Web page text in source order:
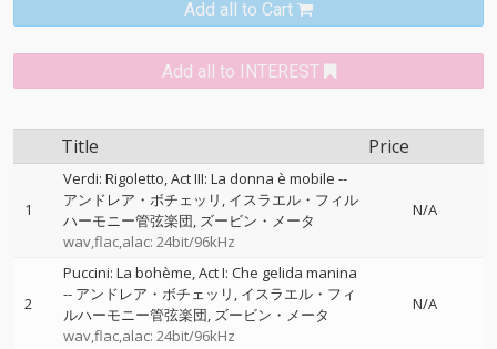
Add all to Cart
Add all to INTEREST
Title Price
1
Verdi: Rigoletto, Act III: La donna è mobile --
アンドレア・ボチェッリ イスラエル・フィル
ハーモニー管弦楽団 ズービン・メータ
wav,flac,alac: 24bit/96kHz
N/A
2
Puccini: La bohème, Act I: Che gelida manina
-- アンドレア・ボチェッリ イスラエル・フィ
ルハーモニー管弦楽団 ズービン・メータ
wav,flac,alac: 24bit/96kHz
N/A